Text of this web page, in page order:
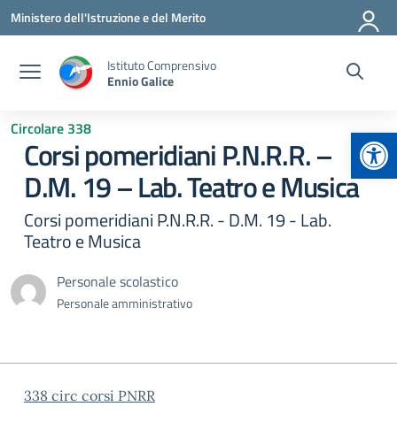
Vai ai contenuti
Vai al menu di navigazione
Vai al footer
Ministero dell'Istruzione e del Merito
Istituto Comprensivo
Ennio Galice
Circolare 338
Corsi pomeridiani P.N.R.R. –
D.M. 19 – Lab. Teatro e Musica
Corsi pomeridiani P.N.R.R. - D.M. 19 - Lab.
Teatro e Musica
Personale scolastico
Personale amministrativo
338 circ corsi PNRR